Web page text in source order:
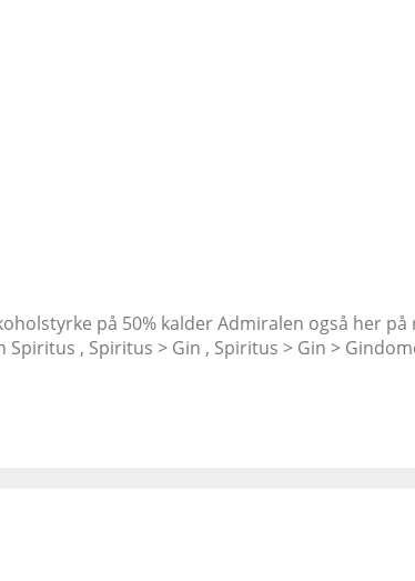
på 50% kalder Admiralen også her på
, Spiritus > Gin , Spiritus > Gin >